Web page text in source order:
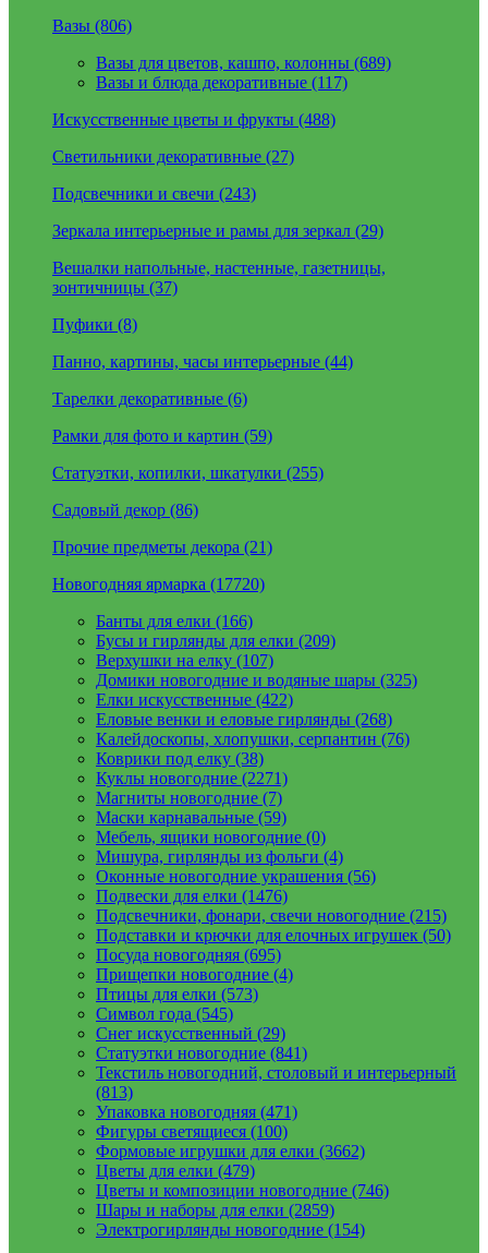
Вазы (806)
Вазы для цветов, кашпо, колонны (689)
Вазы и блюда декоративные (117)
Искусственные цветы и фрукты (488)
Светильники декоративные (27)
Подсвечники и свечи (243)
Зеркала интерьерные и рамы для зеркал (29)
Вешалки напольные, настенные, газетницы,
зонтичницы (37)
Пуфики (8)
Панно, картины, часы интерьерные (44)
Тарелки декоративные (6)
Рамки для фото и картин (59)
Статуэтки, копилки, шкатулки (255)
Садовый декор (86)
Прочие предметы декора (21)
Новогодняя ярмарка (17720)
Банты для елки (166)
Бусы и гирлянды для елки (209)
Верхушки на елку (107)
Домики новогодние и водяные шары (325)
Елки искусственные (422)
Еловые венки и еловые гирлянды (268)
Калейдоскопы, хлопушки, серпантин (76)
Коврики под елку (38)
Куклы новогодние (2271)
Магниты новогодние (7)
Маски карнавальные (59)
Мебель, ящики новогодние (0)
Мишура, гирлянды из фольги (4)
Оконные новогодние украшения (56)
Подвески для елки (1476)
Подсвечники, фонари, свечи новогодние (215)
Подставки и крючки для елочных игрушек (50)
Посуда новогодняя (695)
Прищепки новогодние (4)
Птицы для елки (573)
Символ года (545)
Снег искусственный (29)
Статуэтки новогодние (841)
Текстиль новогодний, столовый и интерьерный
(813)
Упаковка новогодняя (471)
Фигуры светящиеся (100)
Формовые игрушки для елки (3662)
Цветы для елки (479)
Цветы и композиции новогодние (746)
Шары и наборы для елки (2859)
Электрогирлянды новогодние (154)